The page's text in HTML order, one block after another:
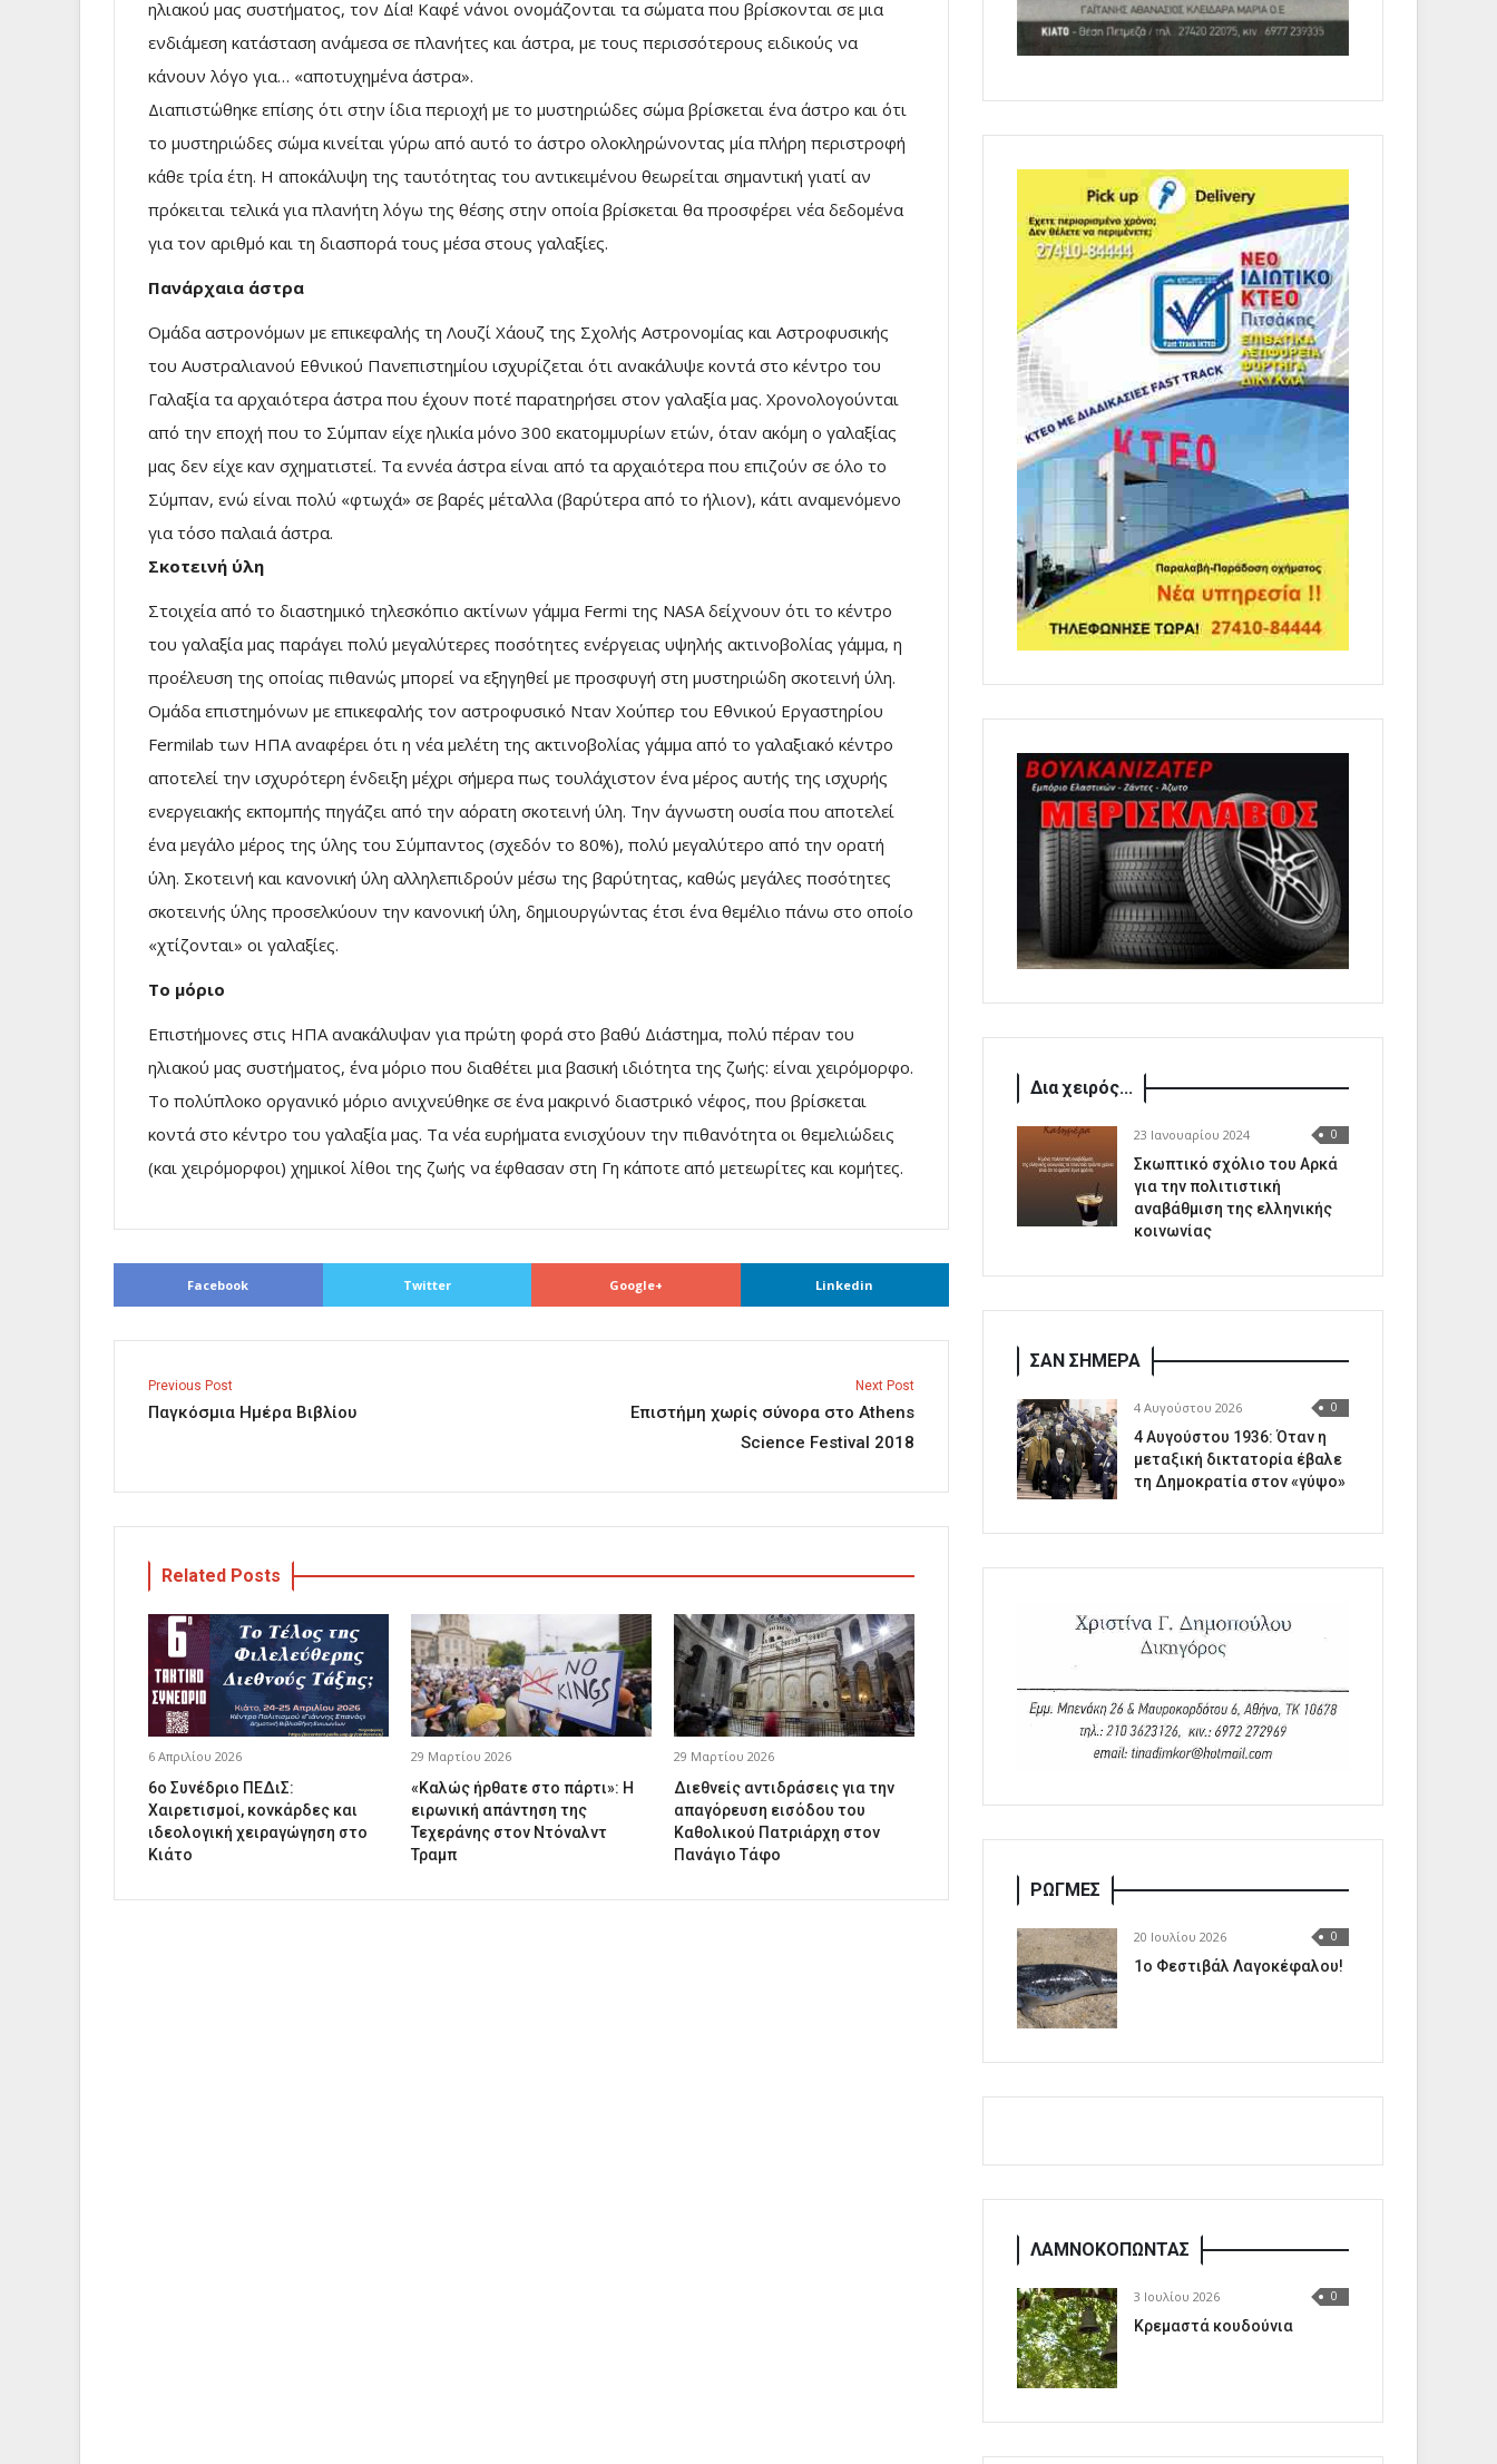
ηλιακού μας συστήματος, τον Δία! Καφέ νάνοι ονομάζονται τα σώματα που βρίσκονται σε μια
ενδιάμεση κατάσταση ανάμεσα σε πλανήτες και άστρα, με τους περισσότερους ειδικούς να
κάνουν λόγο για… «αποτυχημένα άστρα».
Διαπιστώθηκε επίσης ότι στην ίδια περιοχή με το μυστηριώδες σώμα βρίσκεται ένα άστρο και ότι
το μυστηριώδες σώμα κινείται γύρω από αυτό το άστρο ολοκληρώνοντας μία πλήρη περιστροφή
κάθε τρία έτη. Η αποκάλυψη της ταυτότητας του αντικειμένου θεωρείται σημαντική γιατί αν
πρόκειται τελικά για πλανήτη λόγω της θέσης στην οποία βρίσκεται θα προσφέρει νέα δεδομένα
για τον αριθμό και τη διασπορά τους μέσα στους γαλαξίες.
Πανάρχαια άστρα
Ομάδα αστρονόμων με επικεφαλής τη Λουζί Χάουζ της Σχολής Αστρονομίας και Αστροφυσικής
του Αυστραλιανού Εθνικού Πανεπιστημίου ισχυρίζεται ότι ανακάλυψε κοντά στο κέντρο του
Γαλαξία τα αρχαιότερα άστρα που έχουν ποτέ παρατηρήσει στον γαλαξία μας. Χρονολογούνται
από την εποχή που το Σύμπαν είχε ηλικία μόνο 300 εκατομμυρίων ετών, όταν ακόμη ο γαλαξίας
μας δεν είχε καν σχηματιστεί. Τα εννέα άστρα είναι από τα αρχαιότερα που επιζούν σε όλο το
Σύμπαν, ενώ είναι πολύ «φτωχά» σε βαρές μέταλλα (βαρύτερα από το ήλιον), κάτι αναμενόμενο
για τόσο παλαιά άστρα.
Σκοτεινή ύλη
Στοιχεία από το διαστημικό τηλεσκόπιο ακτίνων γάμμα Fermi της NASA δείχνουν ότι το κέντρο
του γαλαξία μας παράγει πολύ μεγαλύτερες ποσότητες ενέργειας υψηλής ακτινοβολίας γάμμα, η
προέλευση της οποίας πιθανώς μπορεί να εξηγηθεί με προσφυγή στη μυστηριώδη σκοτεινή ύλη.
Ομάδα επιστημόνων με επικεφαλής τον αστροφυσικό Νταν Χούπερ του Εθνικού Εργαστηρίου
Fermilab των ΗΠΑ αναφέρει ότι η νέα μελέτη της ακτινοβολίας γάμμα από το γαλαξιακό κέντρο
αποτελεί την ισχυρότερη ένδειξη μέχρι σήμερα πως τουλάχιστον ένα μέρος αυτής της ισχυρής
ενεργειακής εκπομπής πηγάζει από την αόρατη σκοτεινή ύλη. Την άγνωστη ουσία που αποτελεί
ένα μεγάλο μέρος της ύλης του Σύμπαντος (σχεδόν το 80%), πολύ μεγαλύτερο από την ορατή
ύλη. Σκοτεινή και κανονική ύλη αλληλεπιδρούν μέσω της βαρύτητας, καθώς μεγάλες ποσότητες
σκοτεινής ύλης προσελκύουν την κανονική ύλη, δημιουργώντας έτσι ένα θεμέλιο πάνω στο οποίο
«χτίζονται» οι γαλαξίες.
To μόριο
Επιστήμονες στις ΗΠΑ ανακάλυψαν για πρώτη φορά στο βαθύ Διάστημα, πολύ πέραν του
ηλιακού μας συστήματος, ένα μόριο που διαθέτει μια βασική ιδιότητα της ζωής: είναι χειρόμορφο.
Το πολύπλοκο οργανικό μόριο ανιχνεύθηκε σε ένα μακρινό διαστρικό νέφος, που βρίσκεται
κοντά στο κέντρο του γαλαξία μας. Τα νέα ευρήματα ενισχύουν την πιθανότητα οι θεμελιώδεις
(και χειρόμορφοι) χημικοί λίθοι της ζωής να έφθασαν στη Γη κάποτε από μετεωρίτες και κομήτες.
Facebook Twitter Google+ Linkedin
Previous Post
Παγκόσμια Ημέρα Βιβλίου
Next Post
Επιστήμη χωρίς σύνορα στο Athens
Science Festival 2018
Related Posts
6 Απριλίου 2026
6ο Συνέδριο ΠΕΔιΣ:
Χαιρετισμοί, κονκάρδες και
ιδεολογική χειραγώγηση στο
Κιάτο
29 Μαρτίου 2026
«Καλώς ήρθατε στο πάρτι»: Η
ειρωνική απάντηση της
Τεχεράνης στον Ντόναλντ
Τραμπ
29 Μαρτίου 2026
Διεθνείς αντιδράσεις για την
απαγόρευση εισόδου του
Καθολικού Πατριάρχη στον
Πανάγιο Τάφο
Δια χειρός...
23 Ιανουαρίου 2024 0
Σκωπτικό σχόλιο του Αρκά
για την πολιτιστική
αναβάθμιση της ελληνικής
κοινωνίας
ΣΑΝ ΣΗΜΕΡΑ
4 Αυγούστου 2026 0
4 Αυγούστου 1936: Όταν η
μεταξική δικτατορία έβαλε
τη Δημοκρατία στον «γύψο»
ΡΩΓΜΕΣ
20 Ιουλίου 2026 0
1o Φεστιβάλ Λαγοκέφαλου!
ΛΑΜΝΟΚΟΠΩΝΤΑΣ
3 Ιουλίου 2026 0
Κρεμαστά κουδούνια